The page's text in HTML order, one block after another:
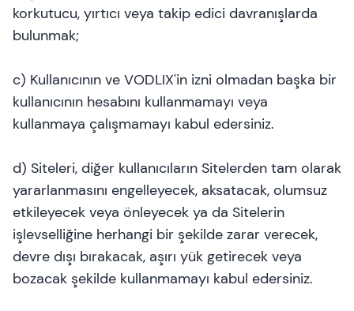
korkutucu, yırtıcı veya takip edici davranışlarda
bulunmak;
c) Kullanıcının ve VODLIX'in izni olmadan başka bir
kullanıcının hesabını kullanmamayı veya
kullanmaya çalışmamayı kabul edersiniz.
d) Siteleri, diğer kullanıcıların Sitelerden tam olarak
yararlanmasını engelleyecek, aksatacak, olumsuz
etkileyecek veya önleyecek ya da Sitelerin
işlevselliğine herhangi bir şekilde zarar verecek,
devre dışı bırakacak, aşırı yük getirecek veya
bozacak şekilde kullanmamayı kabul edersiniz.